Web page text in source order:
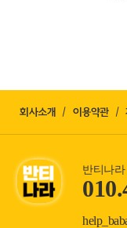
회사소개 이용약관
반티나라